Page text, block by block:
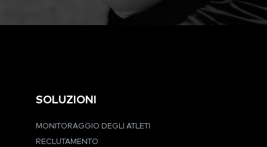
SOLUZIONI
MONITORAGGIO DEGLI ATLETI
RECLUTAMENTO